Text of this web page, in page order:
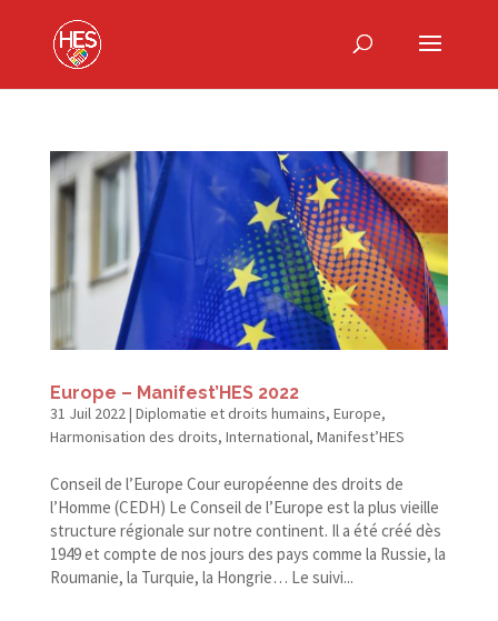
Europe – Manifest’HES 2022
31 Juil 2022| Diplomatie et droits humains, Europe,
Harmonisation des droits, International, Manifest’HES
Conseil de l’Europe Cour européenne des droits de
l’Homme (CEDH) Le Conseil de l’Europe est la plus vieille
structure régionale sur notre continent. Il a été créé dès
1949 et compte de nos jours des pays comme la Russie, la
Roumanie, la Turquie, la Hongrie… Le suivi...